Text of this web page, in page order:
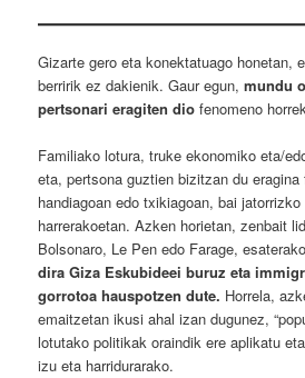
Gizarte gero eta konektatuago honetan,
berririk ez dakienik. Gaur egun,mundu
pertsonari eragiten dio fenomeno
Familiako lotura, truke ekonomiko eta/
eta, pertsona guztien bizitzan du
handiagoan edo txikiagoan, bai
harrerakoetan. Azken horietan, zenbait
Bolsonaro, Le Pen edo Farage,
dira Giza Eskubideei buruz eta
gorrotoa hauspotzen dute. Horrela,
emaitzetan ikusi ahal izan dugunez,
lotutako politikak oraindik ere aplikatu
izu eta harridurarako.